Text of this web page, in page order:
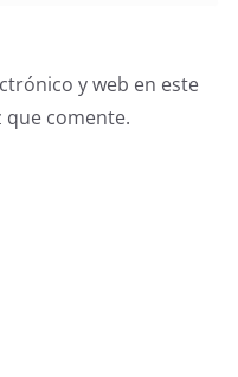
y web en este
que comente.